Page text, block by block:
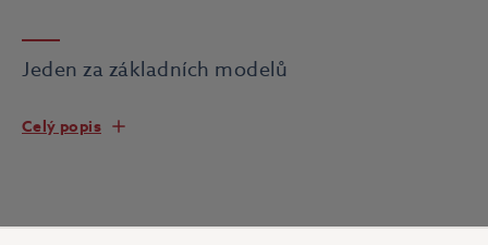
Jeden za základních modelů
Celý popis